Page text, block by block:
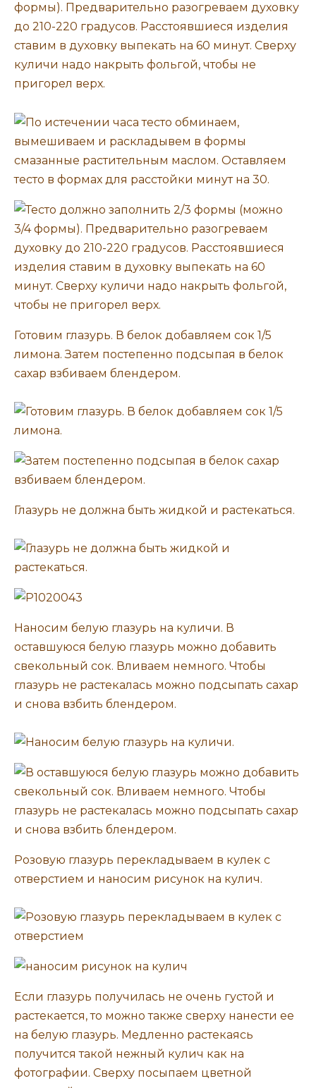
формы). Предварительно разогреваем духовку
до 210-220 градусов. Расстоявшиеся изделия
ставим в духовку выпекать на 60 минут. Сверху
куличи надо накрыть фольгой, чтобы не
пригорел верх.
Готовим глазурь. В белок добавляем сок 1/5
лимона. Затем постепенно подсыпая в белок
сахар взбиваем блендером.
Глазурь не должна быть жидкой и растекаться.
Наносим белую глазурь на куличи. В
оставшуюся белую глазурь можно добавить
свекольный сок. Вливаем немного. Чтобы
глазурь не растекалась можно подсыпать сахар
и снова взбить блендером.
Розовую глазурь перекладываем в кулек с
отверстием и наносим рисунок на кулич.
Если глазурь получилась не очень густой и
растекается, то можно также сверху нанести ее
на белую глазурь. Медленно растекаясь
получится такой нежный кулич как на
фотографии. Сверху посыпаем цветной